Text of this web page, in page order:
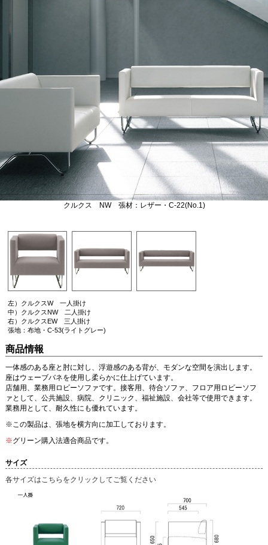
クルクス NW 張材：レザー・C-22(No.1)
左）クルクスW 一人掛け
中）クルクスNW 二人掛け
右）クルクスEW 三人掛け
張地：布地・C-53(ライトグレー)
商品情報
一体感のある座と肘に対し、浮遊感のある背が、モダンな空間を演出します。
座はウェーブバネを使用し柔らかに仕上げています。
店舗用、業務用ロビーソファです。接客用、待合ソファ、フロア用ロビーソフ
ァとして、公共施設、病院、クリニック、福祉施設、会社等で使用できます。
業務用として、耐久性にも優れています。
※この製品は、張地を横方向に加工しております。
※グリーン購入法適合商品です。
サイズ
各サイズはこちらをクリックしてご覧ください